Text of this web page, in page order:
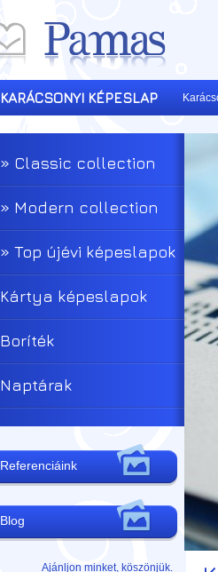
KARÁCSONYI KÉPESLAP
» Classic collection
» Modern collection
» Top újévi képeslapok
Kártya képeslapok
Boríték
Naptárak
Referenciáink
Blog
Ajánljon minket, köszönjük.